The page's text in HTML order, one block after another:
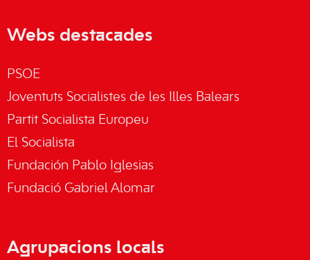
Webs destacades
PSOE
Joventuts Socialistes de les Illes Balears
Partit Socialista Europeu
El Socialista
Fundación Pablo Iglesias
Fundació Gabriel Alomar
Agrupacions locals